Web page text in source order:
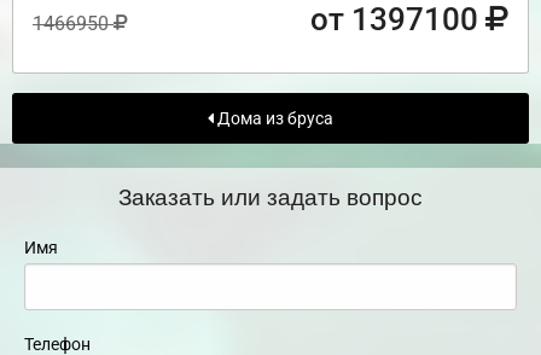
1466950 от 1397100
Дома из бруса
Заказать или задать вопрос
Имя
Телефон